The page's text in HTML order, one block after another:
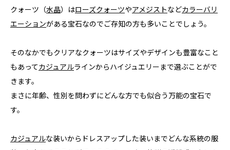
クォーツ（水晶）はローズクォーツやアメジストなどカラーバリ
エーションがある宝石なのでご存知の方も多いことでしょう。
そのなかでもクリアなクォーツはサイズやデザインも豊富なこと
もあってカジュアルラインからハイジュエリーまで選ぶことがで
きます。
まさに年齢、性別を問わずにどんな方でも似合う万能の宝石で
す。
カジュアルな装いからドレスアップした装いまでどんな系統の服